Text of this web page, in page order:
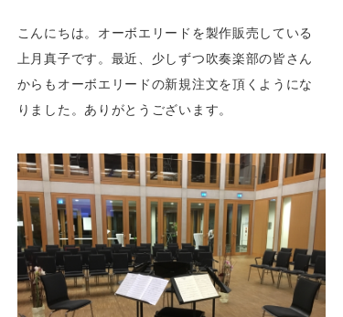
こんにちは。オーボエリードを製作販売している
上月真子です。最近、少しずつ吹奏楽部の皆さん
からもオーボエリードの新規注文を頂くようにな
りました。ありがとうございます。